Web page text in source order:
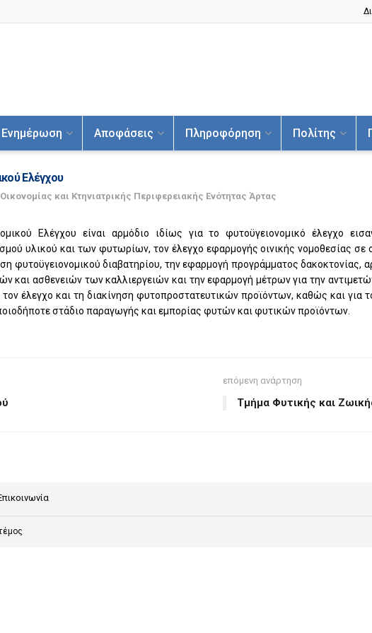
Ενημέρωση Αποφάσεις Πληροφόρηση Πολίτης
Ελέγχου
και Κτηνιατρικής Περιφερειακής Ενότητας Άρτας
Ελέγχου είναι αρμόδιο ιδίως για το φυτοϋγειονομικό έλεγχο
υλικού και των φυτωρίων, τον έλεγχο εφαρμογής οινικής νομοθεσίας σε
φυτοϋγειονομικού διαβατηρίου, την εφαρμογή προγράμματος δακοκτονίας,
και ασθενειών των καλλιεργειών και την εφαρμογή μέτρων για την
τον έλεγχο και τη διακίνηση φυτοπροστατευτικών προϊόντων, καθώς και για
στάδιο παραγωγής και εμπορίας φυτών και φυτικών προϊόντων.
επόμενη ανάρτηση
Τμήμα Φυτικής και